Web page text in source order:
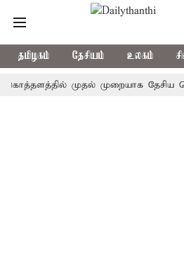
தமிழகம் தேசியம் உலகம்
முதல் முறையாக தேசிய கொடி